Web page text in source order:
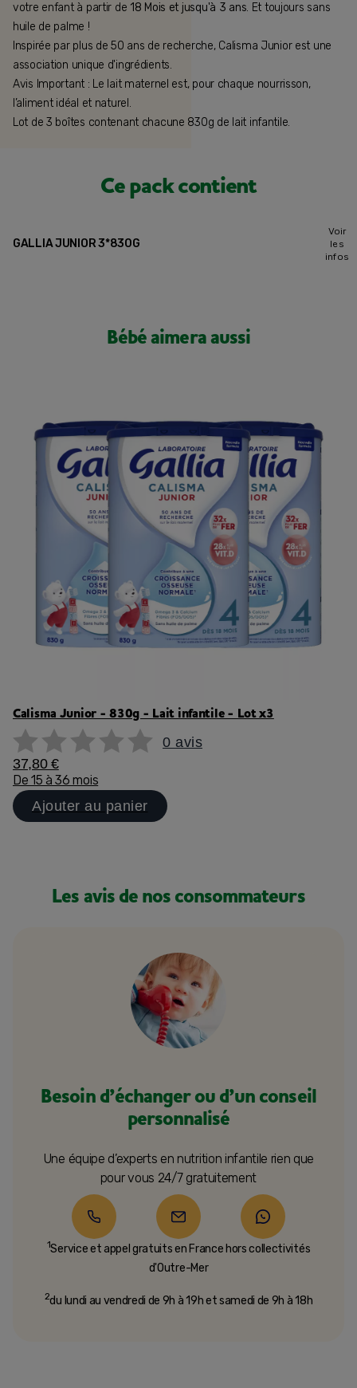
votre enfant à partir de 18 Mois et jusqu'à 3 ans. Et toujours sans
huile de palme !
Inspirée par plus de 50 ans de recherche, Calisma Junior est une
association unique d'ingrédients.
Avis Important : Le lait maternel est, pour chaque nourrisson,
l’aliment idéal et naturel.
Lot de 3 boîtes contenant chacune 830g de lait infantile.
Ce pack contient
GALLIA JUNIOR 3*830G
Voir
les
infos
Bébé aimera aussi
Calisma Junior - 830g - Lait infantile - Lot x3
0 avis
37,80 €
De 15 à 36 mois
Ajouter au panier
Les avis de nos consommateurs
Besoin d’échanger ou d’un conseil
personnalisé
Une équipe d’experts en nutrition infantile rien que
pour vous 24/7 gratuitement
1Service et appel gratuits en France hors collectivités
d'Outre-Mer​
2du lundi au vendredi de 9h à 19h et samedi de 9h à 18h